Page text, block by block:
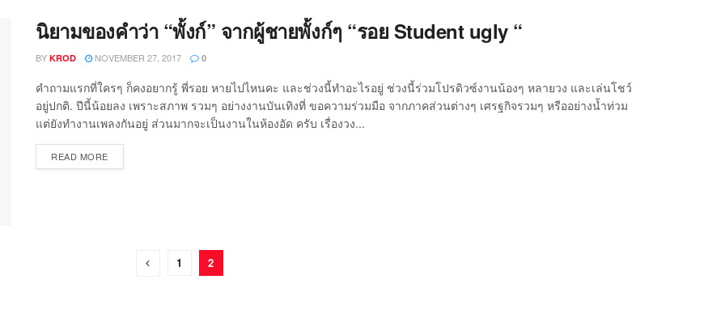
นิยามของคำว่า “พั้งก์” จากผู้ชายพั้งก์ๆ “รอย Student ugly “
BY KROD NOVEMBER 27, 2017 0
คำถามแรกที่ใครๆ ก็คงอยากรู้ พี่รอย หายไปไหนคะ และช่วงนี้ทำอะไรอยู่ ช่วงนี้ร่วมโปรดิวซ์งานน้องๆ หลายวง และเล่นโชว์
อยู่ปกติ. ปีนี้น้อยลง เพราะสภาพ รวมๆ อย่างงานบันเทิงที่ ขอความร่วมมือ จากภาคส่วนต่างๆ เศรฐกิจรวมๆ หรืออย่างน้ำท่วม
แต่ยังทำงานเพลงกันอยู่ ส่วนมากจะเป็นงานในห้องอัด ครับ เรื่องวง...
READ MORE
1 2